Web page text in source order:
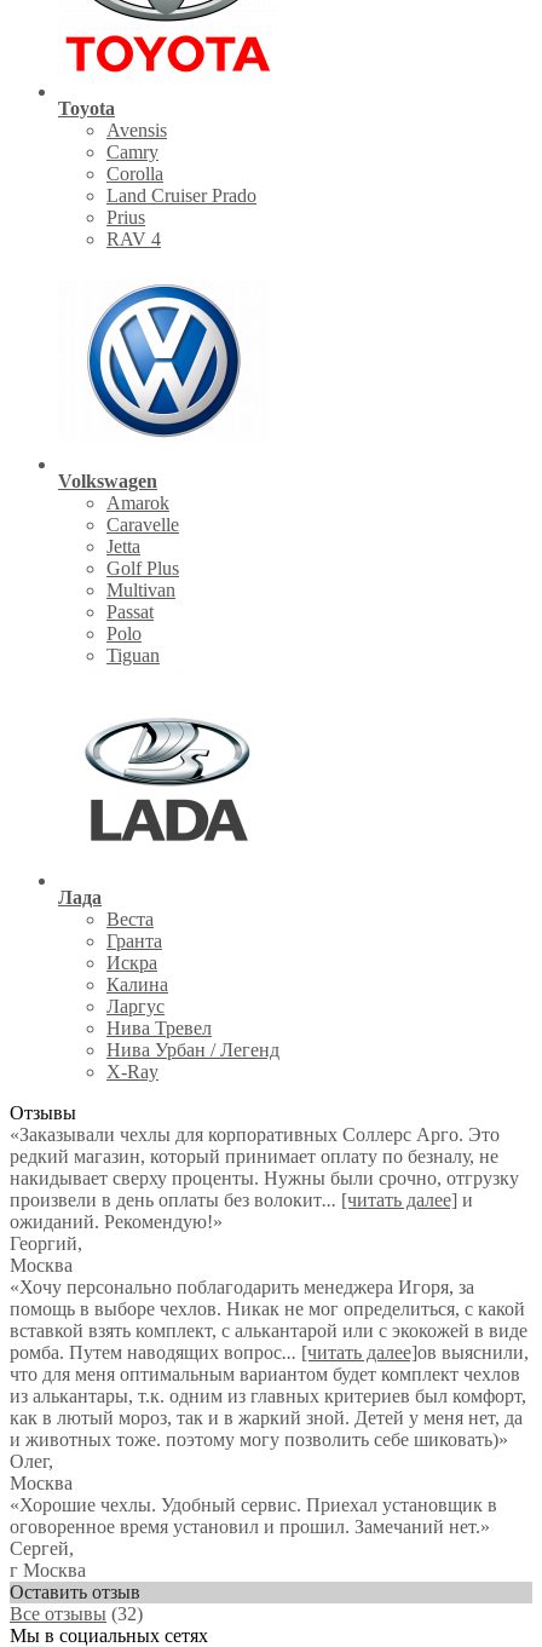
Toyota
Avensis
Camry
Corolla
Land Cruiser Prado
Prius
RAV 4
Volkswagen
Amarok
Caravelle
Jetta
Golf Plus
Multivan
Passat
Polo
Tiguan
Лада
Веста
Гранта
Искра
Калина
Ларгус
Нива Тревел
Нива Урбан / Легенд
X-Ray
Отзывы
«Заказывали чехлы для корпоративных Соллерс Арго. Это
редкий магазин, который принимает оплату по безналу, не
накидывает сверху проценты. Нужны были срочно, отгрузку
произвели в день оплаты без волокит... [читать далее] и
ожиданий. Рекомендую!»
Георгий,
Москва
«Хочу персонально поблагодарить менеджера Игоря, за
помощь в выборе чехлов. Никак не мог определиться, с какой
вставкой взять комплект, с алькантарой или с экокожей в виде
ромба. Путем наводящих вопрос... [читать далее]ов выяснили,
что для меня оптимальным вариантом будет комплект чехлов
из алькантары, т.к. одним из главных критериев был комфорт,
как в лютый мороз, так и в жаркий зной. Детей у меня нет, да
и животных тоже. поэтому могу позволить себе шиковать)»
Олег,
Москва
«Хорошие чехлы. Удобный сервис. Приехал установщик в
оговоренное время установил и прошил. Замечаний нет.»
Сергей,
г Москва
Оставить отзыв
Все отзывы (32)
Мы в социальных сетях